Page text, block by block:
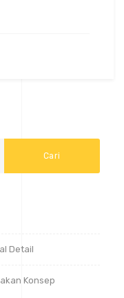
Detail
Konsep